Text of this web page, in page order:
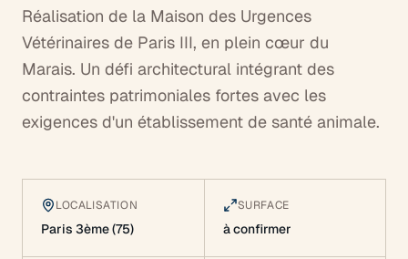
Réalisation de la Maison des Urgences
Vétérinaires de Paris III, en plein cœur du
Marais. Un défi architectural intégrant des
contraintes patrimoniales fortes avec les
exigences d'un établissement de santé animale.
LOCALISATION
Paris 3ème (75)
SURFACE
à confirmer